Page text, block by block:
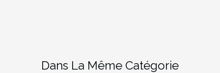
Dans La Même Catégorie